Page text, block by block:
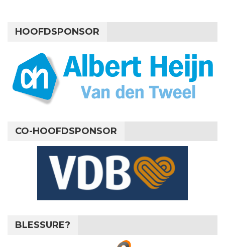
HOOFDSPONSOR
CO-HOOFDSPONSOR
BLESSURE?